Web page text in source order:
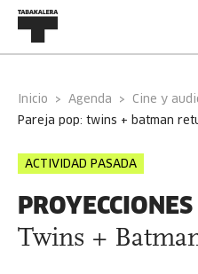
Inicio Agenda
Cine y
pareja pop: twins + batman
ACTIVIDAD PASADA
PROYECCIONES
Twins +